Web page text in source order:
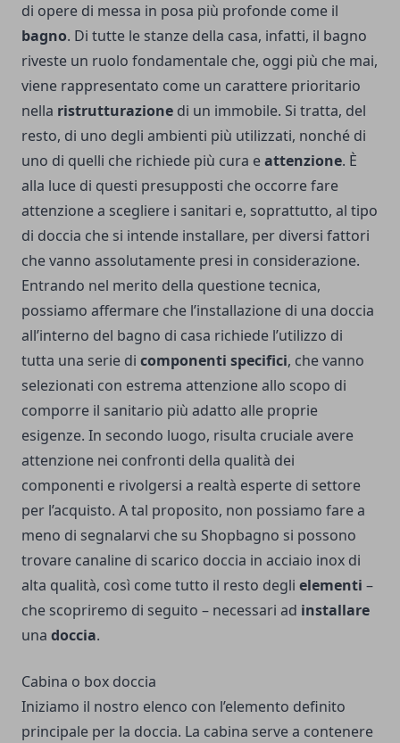
di opere di messa in posa più profonde come il
bagno. Di tutte le stanze della casa, infatti, il bagno
riveste un ruolo fondamentale che, oggi più che mai,
viene rappresentato come un carattere prioritario
nella ristrutturazione di un immobile. Si tratta, del
resto, di uno degli ambienti più utilizzati, nonché di
uno di quelli che richiede più cura eattenzione. È
alla luce di questi presupposti che occorre fare
attenzione a scegliere i sanitari e, soprattutto, al tipo
di doccia che si intende installare, per diversi fattori
che vanno assolutamente presi in considerazione.
Entrando nel merito della questione tecnica,
possiamo affermare che l’installazione di una doccia
all’interno del bagno di casa richiede l’utilizzo di
tutta una serie di componenti specifici, che vanno
selezionati con estrema attenzione allo scopo di
comporre il sanitario più adatto alle proprie
esigenze. In secondo luogo, risulta cruciale avere
attenzione nei confronti della qualità dei
componenti e rivolgersi a realtà esperte di settore
per l’acquisto. A tal proposito, non possiamo fare a
meno di segnalarvi che su Shopbagno si possono
trovare canaline di scarico doccia in acciaio inox di
alta qualità, così come tutto il resto degli elementi –
che scopriremo di seguito – necessari ad installare
una doccia.
Cabina o box doccia
Iniziamo il nostro elenco con l’elemento definito
principale per la doccia. La cabina serve a contenere